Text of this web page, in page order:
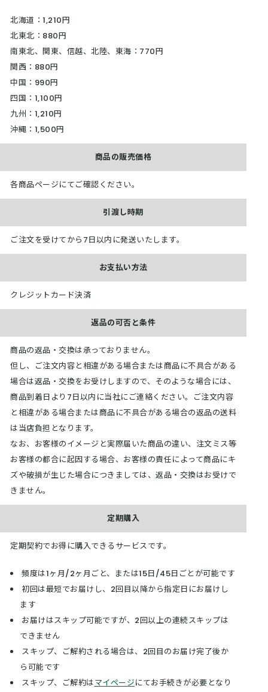
北海道：1,210円
北東北：880円
南東北、関東、信越、北陸、東海：770円
関西：880円
中国：990円
四国：1,100円
九州：1,210円
沖縄：1,500円
商品の販売価格
各商品ページにてご確認ください。
引渡し時期
ご注文を受けてから7日以内に発送いたします。
お支払い方法
クレジットカード決済
返品の可否と条件
商品の返品・交換は承っておりません。
但し、ご注文内容と相違がある場合または商品に不具合がある
場合は返品・交換をお受けしますので、そのような場合には、
商品到着日より7日以内に当社にご連絡ください。ご注文内容
と相違がある場合または商品に不具合がある場合の返品の送料
は当店負担となります。
なお、お客様のイメージと実際届いた商品の違い、注文ミス等
お客様の都合に起因する場合、お客様の責任によって商品にキ
ズや破損が生じた場合につきましては、返品・交換はお受けで
きません。
定期購入
定期契約でお得に購入できるサービスです。
頻度は1ヶ月/2ヶ月ごと、または15日/45日ごとが可能です
初回は最短でお届けし、2回目以降から指定日にお届けし
ます
お届けはスキップ可能ですが、2回以上の連続スキップは
できません
スキップ、ご解約される場合は、2回目のお届け完了後か
ら可能です
スキップ、ご解約はマイページにてお手続きが必要となり